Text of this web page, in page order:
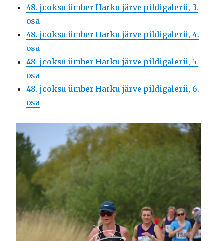
48. jooksu ümber Harku järve pildigalerii, 3.
osa
48. jooksu ümber Harku järve pildigalerii, 4.
osa
48. jooksu ümber Harku järve pildigalerii, 5.
osa
48. jooksu ümber Harku järve pildigalerii, 6.
osa